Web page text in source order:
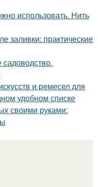
использовать. Нить
заливки: практические
садоводство.
и ремесел для
удобном списке
своими руками: